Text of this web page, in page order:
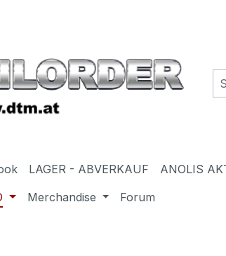
LAGER - ABVERKAUF ANOLIS
Merchandise Forum